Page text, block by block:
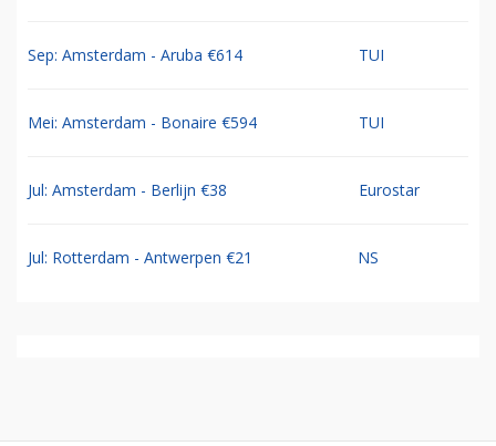
Sep: Amsterdam - Aruba €614 TUI
Mei: Amsterdam - Bonaire €594 TUI
Jul: Amsterdam - Berlijn €38 Eurostar
Jul: Rotterdam - Antwerpen €21 NS